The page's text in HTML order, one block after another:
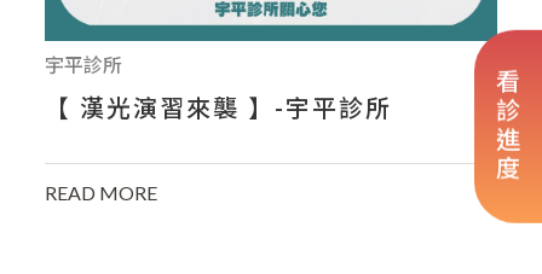
看診進度
宇平診所
【 漢光演習來襲 】-宇平診所
READ MORE